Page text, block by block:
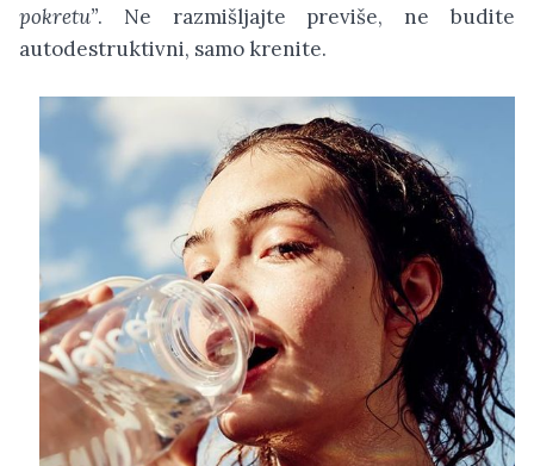
pokretu”. Ne razmišljajte previše, ne budite
autodestruktivni, samo krenite.